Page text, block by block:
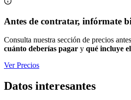
Antes de contratar, infórmate
Consulta nuestra sección de precios
cuánto deberías pagar y qué incluye
Ver Precios
Datos interesantes